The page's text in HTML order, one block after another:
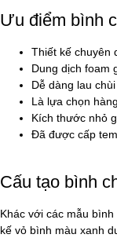
Ưu điểm bình
Thiết kế chuyên
Dung dịch foam
Dễ dàng lau
Là lựa chọn
Kích thước nhỏ
Đã được cấp
Cấu tạo bình
Khác với các mẫu
kế vỏ bình màu xanh